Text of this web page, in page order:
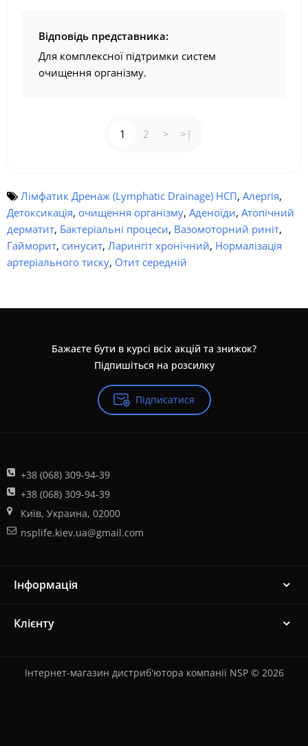
Відповідь представника:
Для комплексної підтримки систем
очищення організму.
1 2 > >|
Лімфатик Дренаж (Lymphatic Drainage) НСП, Алергія,
Детоксикація, очищення організму, Аденоїди, Атопічний
дерматит, Бактеріальні процеси, Вазомоторний риніт,
Гайморит, синусит, Ларингіт хронічний, Нормалізація
артеріального тиску, Отит середній
Бажаєте бути в курсі всіх акцій та знижок?
Підпишіться на розсилку
Підписатися
+38 (068) 309-94-39
+38 (068) 309-94-39
Київ, Украина, 02000
nsplife.kiev.ua@gmail.com
Інформація
Клієнту
Інтернет-магазин дистриб'ютора компанії NSP © 2026